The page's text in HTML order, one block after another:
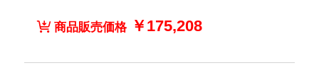
商品販売価格￥175,208